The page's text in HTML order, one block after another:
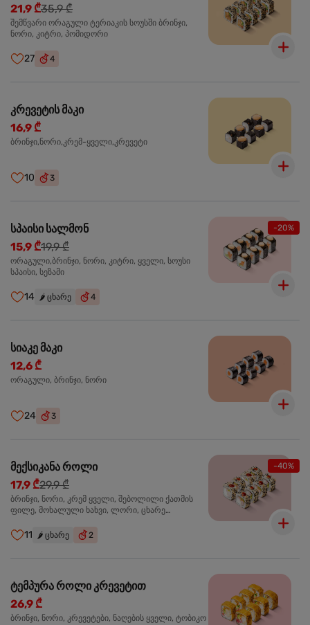
21,9 ₾35,9 ₾
შემწვარი ორაგული ტერიაკის სოუსში ბრინჯი,
ნორი, კიტრი, პომიდორი
27 4
კრევეტის მაკი
16,9 ₾
ბრინჯი,ნორი,კრემ-ყველი,კრევეტი
10 3
-20%
სპაისი სალმონ
15,9 ₾19,9 ₾
ორაგული,ბრინჯი, ნორი, კიტრი, ყველი, სოუსი
სპაისი, სეზამი
14 🌶️ ცხარე 4
სიაკე მაკი
12,6 ₾
ორაგული, ბრინჯი, ნორი
24 3
-40%
მექსიკანა როლი
17,9 ₾29,9 ₾
ბრინჯი, ნორი, კრემ ყველი, შებოლილი ქათმის
ფილე, მოხალული ხახვი, ლორი, ცხარე
11 🌶️ ცხარე 2
ტემპურა როლი კრევეტით
26,9 ₾
ბრინჯი, ნორი, კრევეტები, ნაღების ყველი, ტობიკო